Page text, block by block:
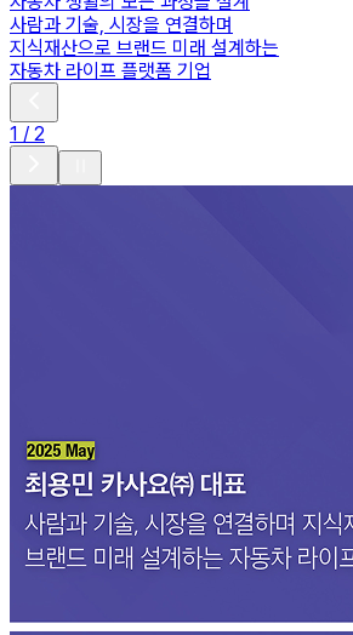
사람과 기술, 시장을 연결하며
지식재산으로 브랜드 미래 설계하는
자동차 라이프 플랫폼 기업
1 / 2